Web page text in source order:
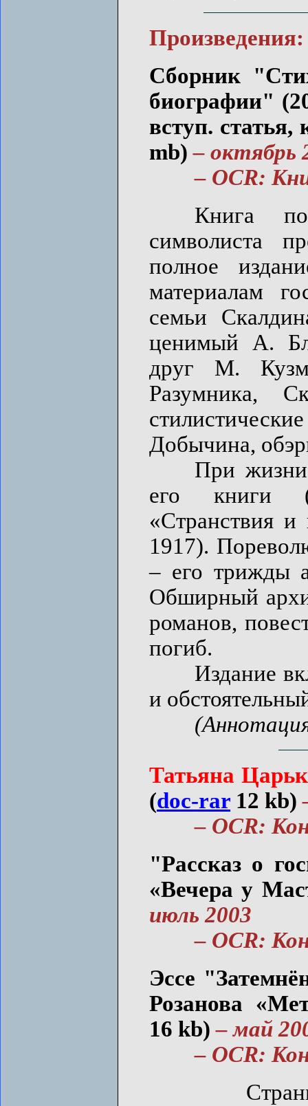
Произведения:
Сборник
биографии"
вступ.
mb)– октябрь
– OCR:
Книга
символиста
полное
материалам
семьи
ценимый А.
друг М.
Разумника,
Добычина,
При жизни
его книги
«Странствия
1917).
– его трижды
Обширный
романов,
погиб.
Издание
и
Татьяна
(doc-rar 12 kb)
– OCR:
"Рассказ о
«Вечера у
июль 2003
– OCR:
Эссе
Розанова
16 kb)– май
– OCR: